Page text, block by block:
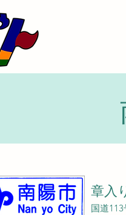
章入
国道